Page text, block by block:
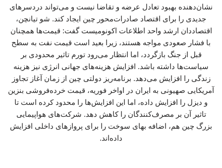
نشان‌دهنده بهبود تعادل عرضه و تقاضا نیست و می‌تواند دردسرهای
جدیدی را برای اقتصاد صادرات‌محور چین ایجاد کند. شو تیانچن،
اقتصاددان ارشد واحد اطلاعات اکونومیست گفت: قیمت‌ها همچنان
با فشار صعودی مواجه هستند، زیرا بعید است قیمت نفت به سطح
قبل از جنگ بازگردد، اما انتظار می‌رود تورم تاثیر محدودی بر
سیاست‌ها داشته باشد. افزایش هزینه‌های جهانی انرژی نیز هزینه
زندگی را افزایش می‌دهد. برنامه‌ریز دولتی چین از زمان آغاز تجاوز
آمریکایی صهیونی به ایران در اواخر فوریه، قیمت خرده‌فروشی بنزین
و دیزل را افزایش داده، اما این افزایش‌ها را محدود کرده است تا
تاثیر آن بر مصرف‌کنندگان را کاهش دهد. شرکت‌های هواپیمایی
بزرگ چین هم، اضافه بهای سوخت را برای پروازهای داخلی افزایش
داده‌اند.